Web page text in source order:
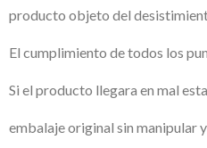
producto objeto del
El cumplimiento de todos los
Si el producto llegara en mal
embalaje original sin manipular